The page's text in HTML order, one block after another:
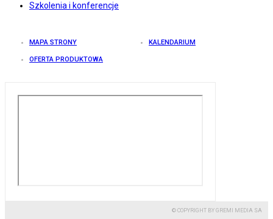
Szkolenia i konferencje
MAPA STRONY KALENDARIUM
OFERTA PRODUKTOWA
© COPYRIGHT BY GREMI MEDIA SA